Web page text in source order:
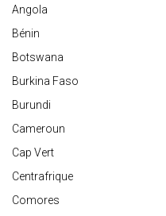
Angola
Bénin
Botswana
Burkina Faso
Burundi
Cameroun
Cap Vert
Centrafrique
Comores